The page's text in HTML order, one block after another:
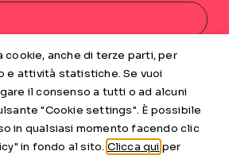
dei miei dati personali
INVIA
anche di terze parti, per
e attività statistiche. Se vuoi
il consenso a tutti o ad alcuni
"Cookie settings". È possibile
in qualsiasi momento facendo clic
in fondo al sito. Clicca qui per